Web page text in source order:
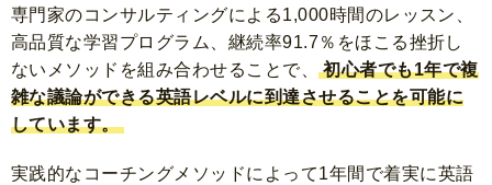
専門家のコンサルティングによる1,000時間のレッスン、
高品質な学習プログラム、継続率91.7％をほこる挫折し
ないメソッドを組み合わせることで、 初心者でも1年で複
雑な議論ができる英語レベルに到達させることを可能に
しています。
実践的なコーチングメソッドによって1年間で着実に英語